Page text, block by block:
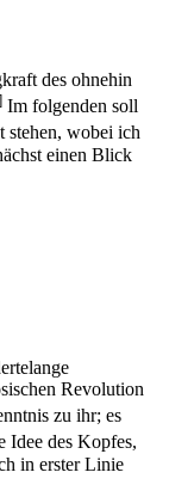
des ohnehin
Im folgenden soll
stehen, wobei ich
einen Blick
Revolution
zu ihr; es
Idee des Kopfes,
in erster Linie